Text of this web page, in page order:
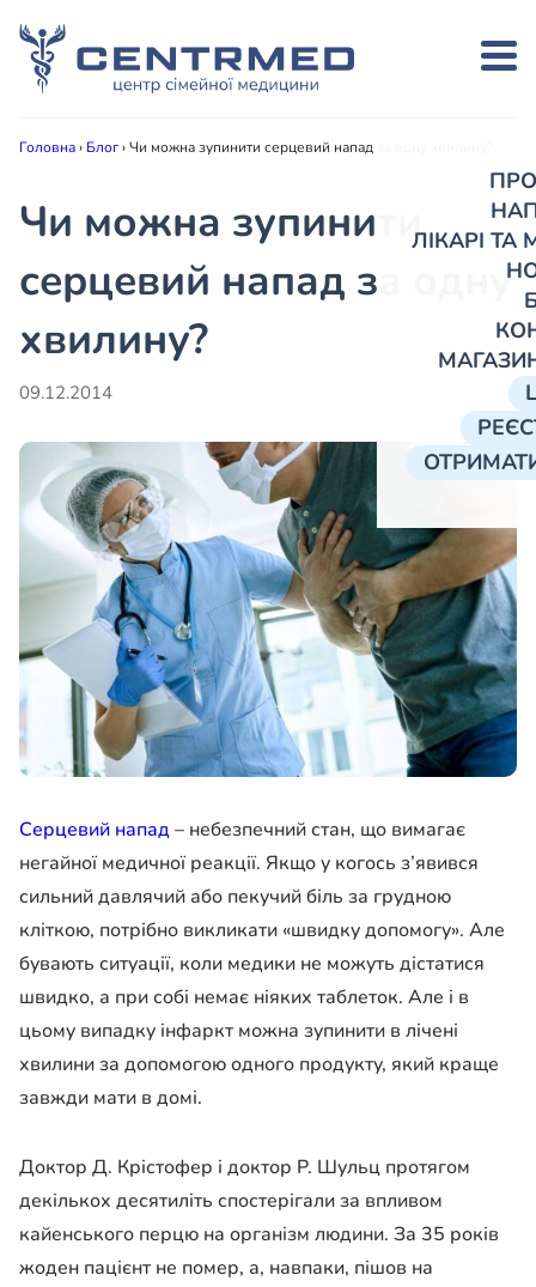
ЛІКАРІ
Головна› Блог›Чи можна зупинити серцевий напад за одну хвилину?
Чи можна зупинити
серцевий напад за одну
хвилину?
09.12.2014
Серцевий напад– небезпечний стан, що вимагає
негайної медичної реакції. Якщо у когось з’явився
сильний давлячий або пекучий біль за грудною
кліткою, потрібно викликати «швидку допомогу». Але
бувають ситуації, коли медики не можуть дістатися
швидко, а при собі немає ніяких таблеток. Але і в
цьому випадку інфаркт можна зупинити в лічені
хвилини за допомогою одного продукту, який краще
завжди мати в домі.
Доктор Д. Крістофер і доктор Р. Шульц протягом
декількох десятиліть спостерігали за впливом
кайенського перцю на організм людини. За 35 років
жоден пацієнт не помер, а, навпаки, пішов на